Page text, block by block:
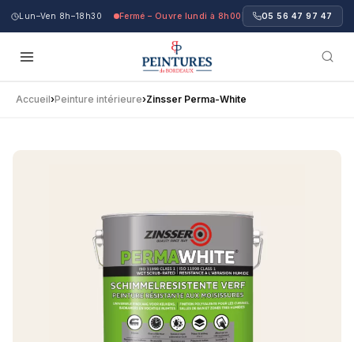
Lun–Ven 8h–18h30 Fermé – Ouvre lundi à 8h00 05 56 47 97 47
Accueil›Peinture intérieure›Zinsser Perma-White